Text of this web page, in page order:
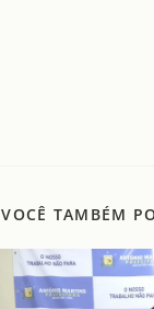
VOCÊ TAMBÉM